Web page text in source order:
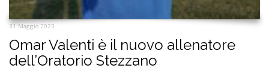
31 Maggio 2023
Omar Valenti è il nuovo allenatore
dell’Oratorio Stezzano